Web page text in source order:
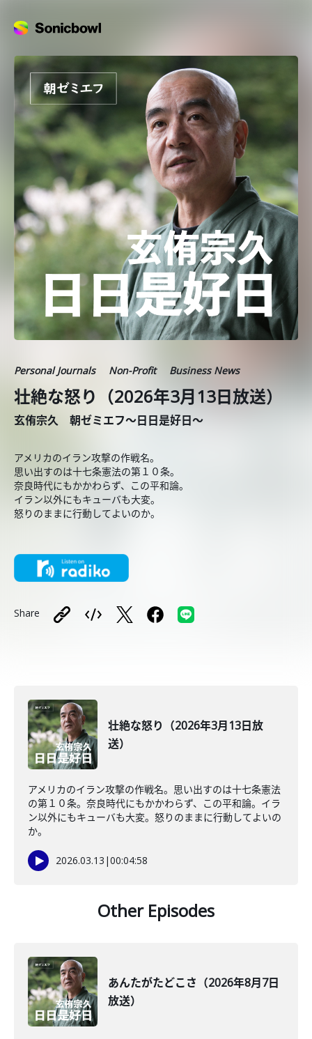
Personal Journals Non-Profit Business News
壮絶な怒り（2026年3月13日放送）
玄侑宗久 朝ゼミエフ～日日是好日～
アメリカのイラン攻撃の作戦名。
思い出すのは十七条憲法の第１０条。
奈良時代にもかかわらず、この平和論。
イラン以外にもキューバも大変。
怒りのままに行動してよいのか。
Share
壮絶な怒り（2026年3月13日放
送）
アメリカのイラン攻撃の作戦名。思い出すのは十七条憲法
の第１０条。奈良時代にもかかわらず、この平和論。イラ
ン以外にもキューバも大変。怒りのままに行動してよいの
か。
2026.03.13 |00:04:58
Other Episodes
あんたがたどこさ（2026年8月7日
放送）